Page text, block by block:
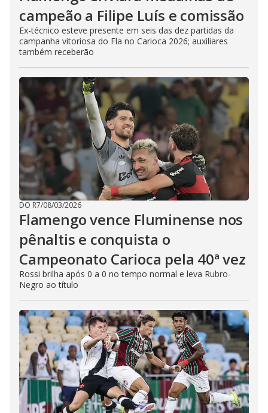
campeão a Filipe Luís e comissão
Ex-técnico esteve presente em seis das dez partidas da
campanha vitoriosa do Fla no Carioca 2026; auxiliares
também receberão
DO R7/08/03/2026
Flamengo vence Fluminense nos
pênaltis e conquista o
Campeonato Carioca pela 40ª vez
Rossi brilha após 0 a 0 no tempo normal e leva Rubro-
Negro ao título